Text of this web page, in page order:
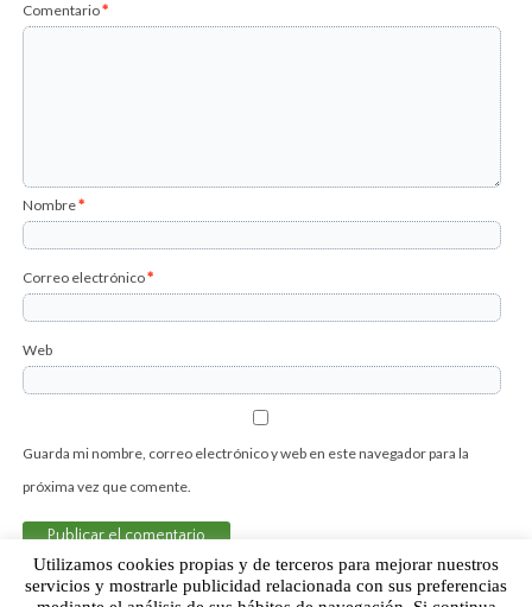
Comentario*
Nombre*
Correo electrónico*
Web
Guarda mi nombre, correo electrónico y web en este navegador para la
próxima vez que comente.
Utilizamos cookies propias y de terceros para mejorar nuestros
servicios y mostrarle publicidad relacionada con sus preferencias